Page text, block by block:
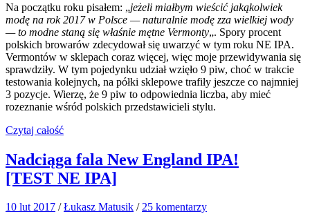
Na początku roku pisałem: „jeżeli miałbym wieścić jakąkolwiek
modę na rok 2017 w Polsce — naturalnie modę zza wielkiej wody
— to modne staną się właśnie mętne Vermonty„. Spory procent
polskich browarów zdecydował się uwarzyć w tym roku NE IPA.
Vermontów w sklepach coraz więcej, więc moje przewidywania się
sprawdziły. W tym pojedynku udział wzięło 9 piw, choć w trakcie
testowania kolejnych, na półki sklepowe trafiły jeszcze co najmniej
3 pozycje. Wierzę, że 9 piw to odpowiednia liczba, aby mieć
rozeznanie wśród polskich przedstawicieli stylu.
Czytaj całość
Nadciąga fala New England IPA!
[TEST NE IPA]
10 lut 2017 /Łukasz Matusik /25 komentarzy